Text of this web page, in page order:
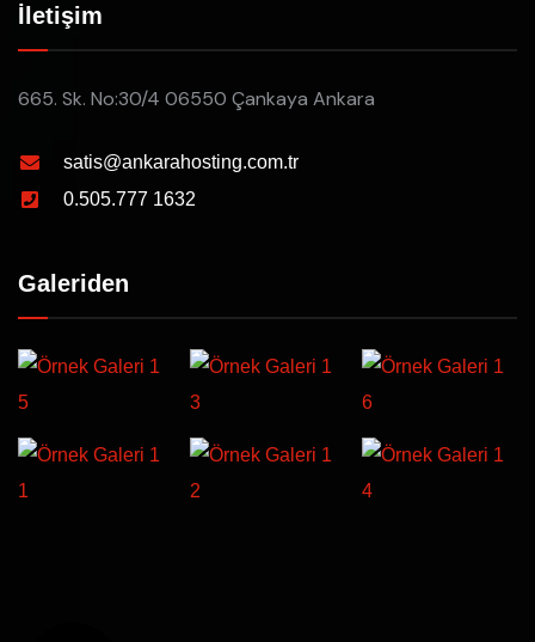
İletişim
665. Sk. No:30/4 06550 Çankaya Ankara
satis@ankarahosting.com.tr
0.505.777 1632
Galeriden